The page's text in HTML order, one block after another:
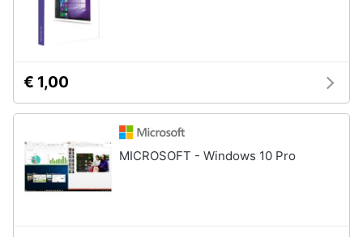
€ 1,00
MICROSOFT - Windows 10 Pro